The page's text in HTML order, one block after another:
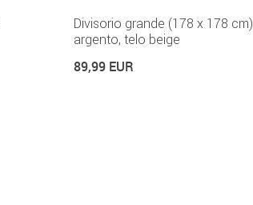
Divisorio grande (178 x 178 cm)
argento, telo beige
89,99 EUR